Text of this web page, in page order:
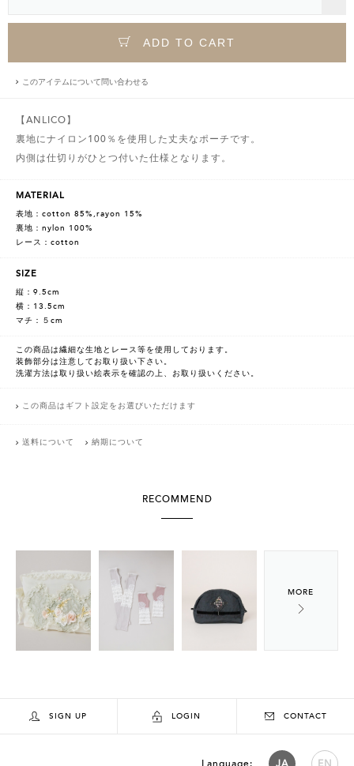
ADD TO CART
このアイテムについて問い合わせる
【ANLICO】
裏地にナイロン100％を使用した丈夫なポーチです。
内側は仕切りがひとつ付いた仕様となります。
MATERIAL
表地：cotton 85%,rayon 15%
裏地：nylon 100%
レース：cotton
SIZE
縦：9.5cm
横：13.5cm
マチ：５cm
この商品は繊細な生地とレース等を使用しております。
装飾部分は注意してお取り扱い下さい。
洗濯方法は取り扱い絵表示を確認の上、お取り扱いください。
この商品はギフト設定をお選びいただけます
送料について 納期について
RECOMMEND
SIGN UP LOGIN CONTACT
Language: JA EN